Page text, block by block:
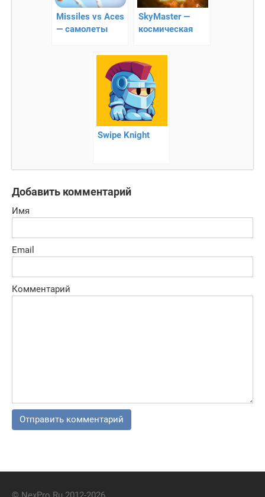
Missiles vs Aces
— самолеты
SkyMaster —
космическая
Swipe Knight
Добавить комментарий
Имя
Email
Комментарий